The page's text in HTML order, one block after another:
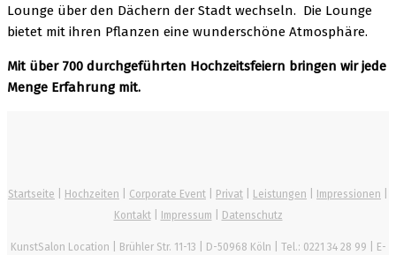
Lounge über den Dächern der Stadt wechseln. Die Lounge
bietet mit ihren Pflanzen eine wunderschöne Atmosphäre.
Mit über 700 durchgeführten Hochzeitsfeiern bringen wir jede
Menge Erfahrung mit.
Startseite Hochzeiten Corporate Event Privat Leistungen Impressionen
Kontakt| Impressum Datenschutz
KunstSalon Location Brühler Str. 11-13 D-50968 Köln | Tel.: 0221 34 28 99 | E-